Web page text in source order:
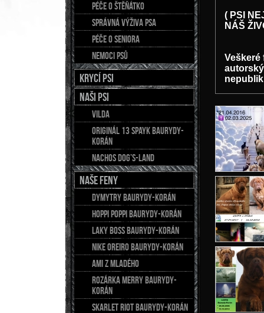
( PSI
NÁŠ
Veškeré
Péče o štěňátko
Správná výživa psa
Péče o seniora
Nemoci psů
Krycí psi
NAŠI PSI
Vilda
Originál 13 Spayk Baurydy-
Korán
Nachos Dog’s-Land
NAŠE FENY
DYMYTRY Baurydy-Korán
HOPPI POPPI Baurydy-Korán
LAKY BOSS Baurydy-Korán
NIKE OREIRO Baurydy-Korán
AMI z Mladého
Rozárka Merry Baurydy-
Korán
Skarlet Riot Baurydy-Korán